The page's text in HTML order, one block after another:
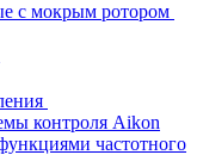
с мокрым ротором
контроля Aikon
частотного